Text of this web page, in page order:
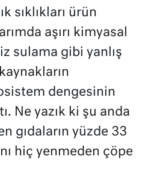
sıklıkları ürün
aşırı kimyasal
sulama gibi yanlış
dengesinin
Ne yazık ki şu anda
gıdaların yüzde 33
hiç yenmeden çöpe